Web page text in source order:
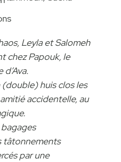
Leyla et Salomeh
chez Papouk, le
huis clos les
accidentelle, au
tâtonnements
par une